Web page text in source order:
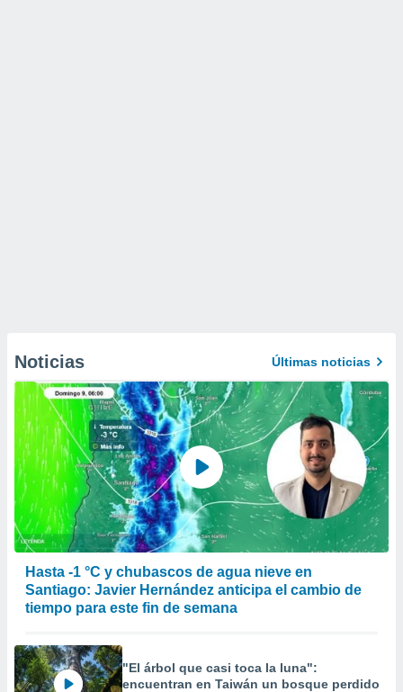
Noticias Últimas noticias
Hasta -1 °C y chubascos de agua nieve en
Santiago: Javier Hernández anticipa el cambio de
tiempo para este fin de semana
"El árbol que casi toca la luna":
encuentran en Taiwán un bosque perdido